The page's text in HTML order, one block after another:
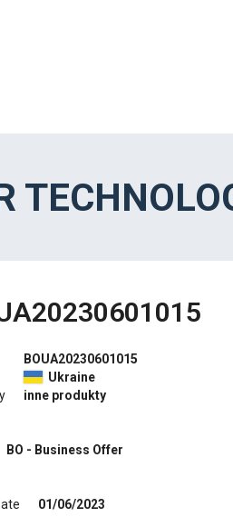
BOUA20230601015
Ukraine
inne produkty
BO - Business Offer
01/06/2023